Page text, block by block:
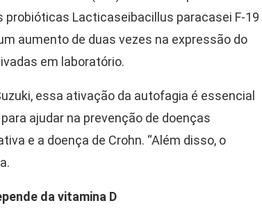
probióticas Lacticaseibacillus paracasei F-19
aumento de duas vezes na expressão do
em laboratório.
essa ativação da autofagia é essencial
ajudar na prevenção de doenças
e a doença de Crohn. “Além disso, o
da vitamina D